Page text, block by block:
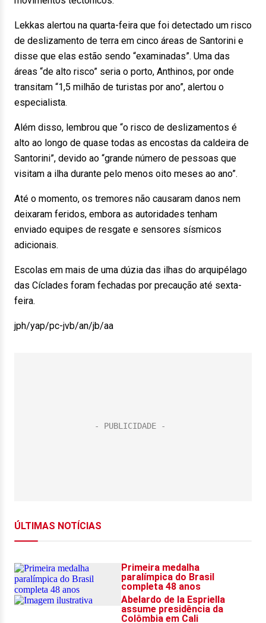
Lekkas alertou na quarta-feira que foi detectado um risco
de deslizamento de terra em cinco áreas de Santorini e
disse que elas estão sendo “examinadas”. Uma das
áreas “de alto risco” seria o porto, Anthinos, por onde
transitam “1,5 milhão de turistas por ano”, alertou o
especialista.
Além disso, lembrou que “o risco de deslizamentos é
alto ao longo de quase todas as encostas da caldeira de
Santorini”, devido ao “grande número de pessoas que
visitam a ilha durante pelo menos oito meses ao ano”.
Até o momento, os tremores não causaram danos nem
deixaram feridos, embora as autoridades tenham
enviado equipes de resgate e sensores sísmicos
adicionais.
Escolas em mais de uma dúzia das ilhas do arquipélago
das Cíclades foram fechadas por precaução até sexta-
feira.
jph/yap/pc-jvb/an/jb/aa